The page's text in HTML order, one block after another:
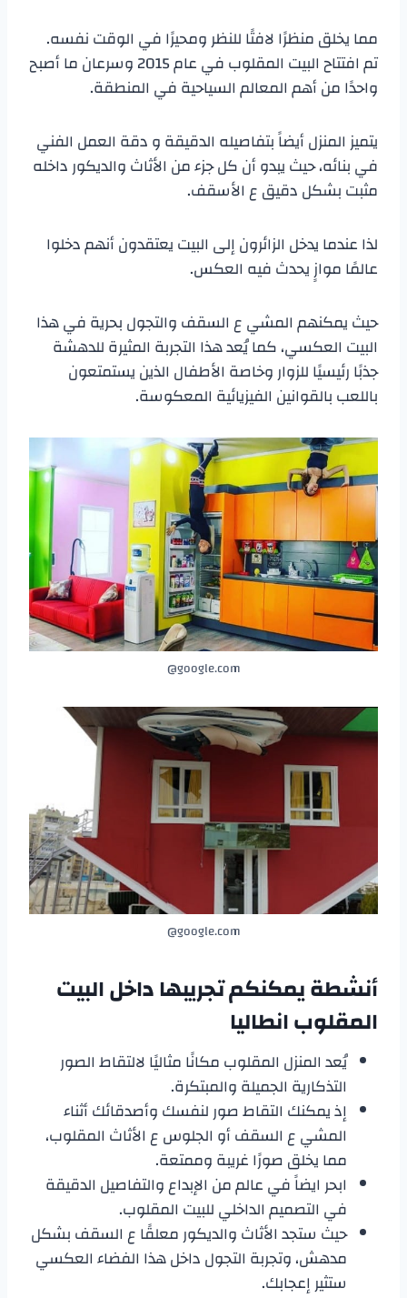
مما يخلق منظرًا لافتًا للنظر ومحيرًا في الوقت نفسه.
تم افتتاح البيت المقلوب في عام 2015 وسرعان ما أصبح
واحدًا من أهم المعالم السياحية في المنطقة.
يتميز المنزل أيضاً بتفاصيله الدقيقة و دقة العمل الفني
في بنائه، حيث يبدو أن كل جزء من الأثاث والديكور داخله
مثبت بشكل دقيق ع الأسقف.
لذا عندما يدخل الزائرون إلى البيت يعتقدون أنهم دخلوا
عالمًا موازٍ يحدث فيه العكس.
حيث يمكنهم المشي ع السقف والتجول بحرية في هذا
البيت العكسي، كما يُعد هذا التجربة المثيرة للدهشة
جذبًا رئيسيًا للزوار وخاصة الأطفال الذين يستمتعون
باللعب بالقوانين الفيزيائية المعكوسة.
google.com@
google.com@
أنشطة يمكنكم تجريبها داخلالبيت
المقلوب انطاليا
يُعد المنزل المقلوب مكانًا مثاليًا لالتقاط الصور
التذكارية الجميلة والمبتكرة.
إذ يمكنك التقاط صور لنفسك وأصدقائك أثناء
المشي ع السقف أو الجلوس ع الأثاث المقلوب،
مما يخلق صورًا غريبة وممتعة.
ابحر ايضاً في عالم من الإبداع والتفاصيل الدقيقة
في التصميم الداخلي للبيت المقلوب.
حيث ستجد الأثاث والديكور معلقًا ع السقف بشكل
مدهش، وتجربة التجول داخل هذا الفضاء العكسي
ستثير إعجابك.